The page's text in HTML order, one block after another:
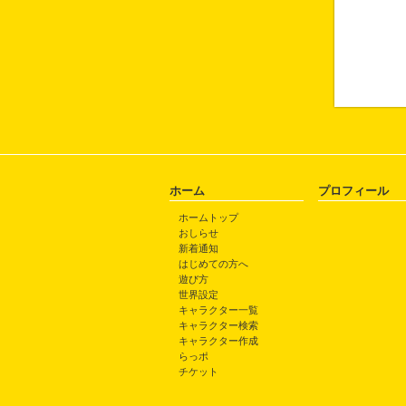
ホーム
ホームトップ
おしらせ
新着通知
はじめての方へ
遊び方
世界設定
キャラクター一覧
キャラクター検索
キャラクター作成
らっポ
チケット
プロフィール